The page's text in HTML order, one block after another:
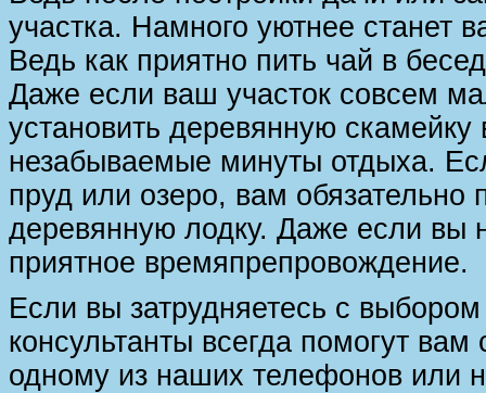
участка. Намного уютнее станет
Ведь как приятно пить чай в
Даже если ваш участок совсем
установить деревянную скамейку
незабываемые минуты отдыха.
пруд или озеро, вам
деревянную лодку. Даже если вы
приятное времяпрепровождение.
Если вы затрудняетесь с
консультанты всегда помогут
одному из наших телефонов или